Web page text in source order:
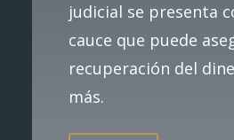
judicial se presenta
cauce que puede
recuperación del
más.